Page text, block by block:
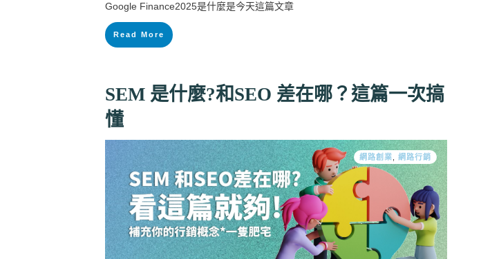
Google Finance2025是什麼是今天這篇文章
Read More
SEM 是什麼?和SEO 差在哪？這篇一次搞
懂
網路創業 網路行銷